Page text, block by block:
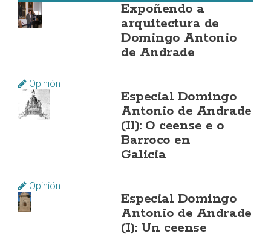
Expoñendo a
arquitectura de
Domingo Antonio
de Andrade
Opinión
Especial Domingo
Antonio de Andrade
(II): O ceense e o
Barroco en
Galicia
Opinión
Especial Domingo
Antonio de Andrade
(I): Un ceense